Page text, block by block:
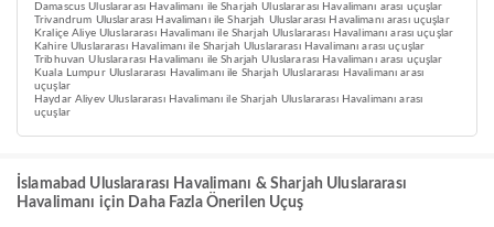
Damascus Uluslararası Havalimanı ile Sharjah Uluslararası Havalimanı arası uçuşlar
Trivandrum Uluslararası Havalimanı ile Sharjah Uluslararası Havalimanı arası uçuşlar
Kraliçe Aliye Uluslararası Havalimanı ile Sharjah Uluslararası Havalimanı arası uçuşlar
Kahire Uluslararası Havalimanı ile Sharjah Uluslararası Havalimanı arası uçuşlar
Tribhuvan Uluslararası Havalimanı ile Sharjah Uluslararası Havalimanı arası uçuşlar
Kuala Lumpur Uluslararası Havalimanı ile Sharjah Uluslararası Havalimanı arası
uçuşlar
Haydar Aliyev Uluslararası Havalimanı ile Sharjah Uluslararası Havalimanı arası
uçuşlar
İslamabad Uluslararası Havalimanı & Sharjah Uluslararası
Havalimanı için Daha Fazla Önerilen Uçuş